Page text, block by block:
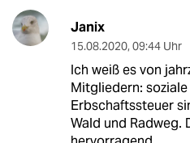
Janix
15.08.2020, 09:44 Uhr
Ich weiß es von
Mitgliedern:
Erbschaftssteuer
Wald und Radweg.